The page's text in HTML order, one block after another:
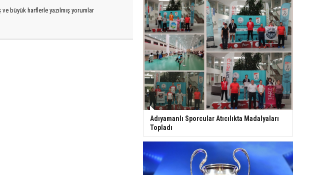
büyük harflerle yazılmış yorumlar
Adıyamanlı Sporcular Atıcılıkta Madalyaları
Topladı